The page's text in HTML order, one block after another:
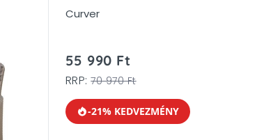
Curver
55 990 Ft
RRP:70 970 Ft
-21% KEDVEZMÉNY